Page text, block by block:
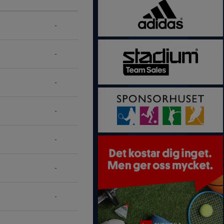
-
-
-
-
-
-
-